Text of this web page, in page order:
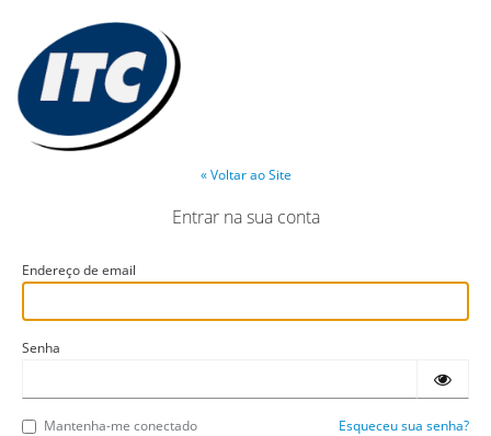
« Voltar ao Site
Entrar na sua conta
Endereço de email
Senha
Mantenha-me conectado Esqueceu sua senha?